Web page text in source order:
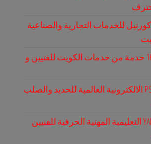
للخدمات التجارية والصناعية
اعمال 163 خدمة من خدمات الكويت للفنيين و
اعمال PSU الالكترونية العالمية للحديد والصلب
اعمال YALE التعليمية المهنية الحرفية للفنيين